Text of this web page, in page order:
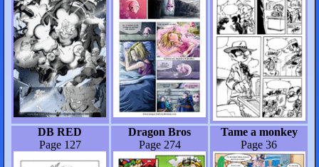
DB RED
Page 127
Dragon Bros
Page 274
Tame a monkey
Page 36